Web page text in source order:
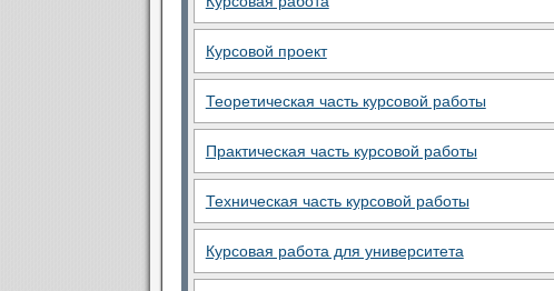
Курсовой проект
Теоретическая часть курсовой работы
Практическая часть курсовой работы
Техническая часть курсовой работы
Курсовая работа для университета